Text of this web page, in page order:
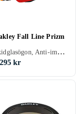
Fall Line Prizm
Skidglasögon, Anti-imsystem, Dubbla linser, UV-skydd, Hjälmkompatibel, Kan användas ovanpå glasögon (OTG), Vuxen
kr